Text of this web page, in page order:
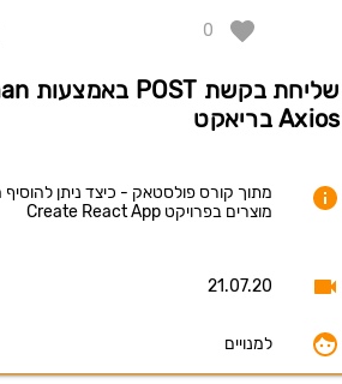
0
Axios בריאקט
מתוך קורס פולסטאק - כיצד ניתן
מוצרים בפרויקט Create React App
21.07.20
למנויים